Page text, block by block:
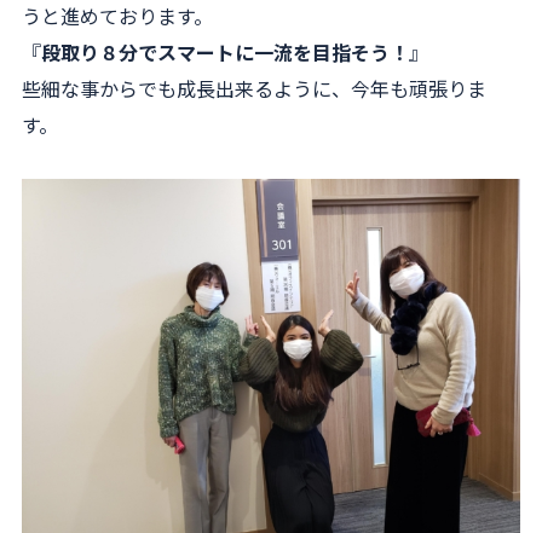
うと進めております。
『段取り８分でスマートに一流を目指そう！ 』
些細な事からでも成長出来るように、今年も頑張りま
す。